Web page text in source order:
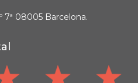
7ª 08005 Barcelona.